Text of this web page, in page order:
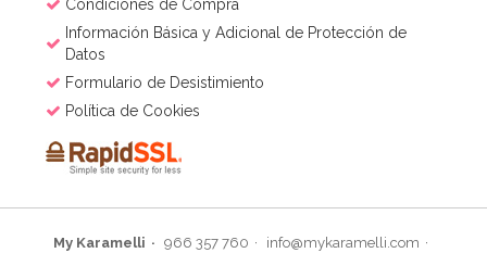
Condiciones de Compra
Información Básica y Adicional de Protección de
Datos
Formulario de Desistimiento
Política de Cookies
My Karamelli 966 357 760 info@mykaramelli.com